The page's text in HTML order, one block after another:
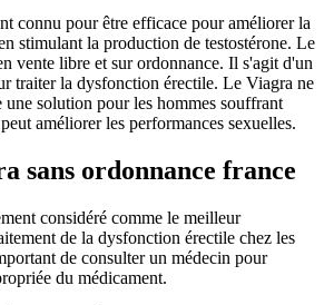
connu pour être efficace pour améliorer la
stimulant la production de testostérone. Le
vente libre et sur ordonnance. Il s'agit d'un
traiter la dysfonction érectile. Le Viagra ne
une solution pour les hommes souffrant
améliorer les performances sexuelles.
sans ordonnance france
considéré comme le meilleur
de la dysfonction érectile chez les
de consulter un médecin pour
du médicament.